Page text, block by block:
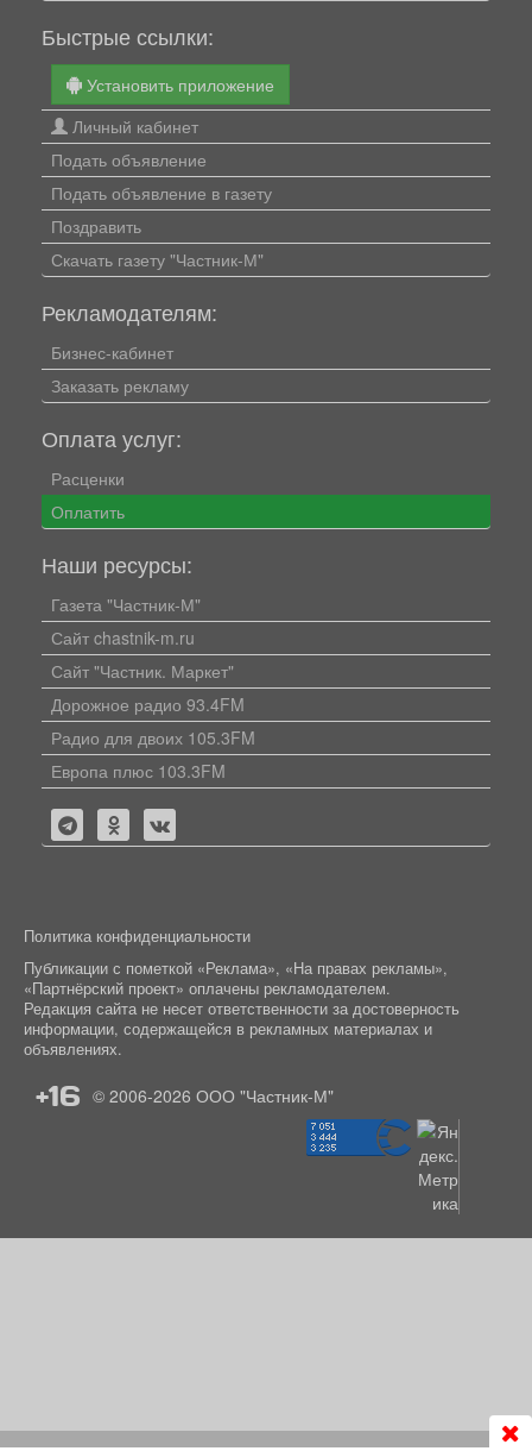
Быстрые ссылки:
Установить приложение
Личный кабинет
Подать объявление
Подать объявление в газету
Поздравить
Скачать газету "Частник-М"
Рекламодателям:
Бизнес-кабинет
Заказать рекламу
Оплата услуг:
Расценки
Оплатить
Наши ресурсы:
Газета "Частник-М"
Сайт chastnik-m.ru
Сайт "Частник. Маркет"
Дорожное радио 93.4FM
Радио для двоих 105.3FM
Европа плюс 103.3FM
Политика конфиденциальности
Публикации с пометкой «Реклама», «На правах рекламы»,
«Партнёрский проект» оплачены рекламодателем.
Редакция сайта не несет ответственности за достоверность
информации, содержащейся в рекламных материалах и
объявлениях.
+16 © 2006-2026 ООО "Частник-М"